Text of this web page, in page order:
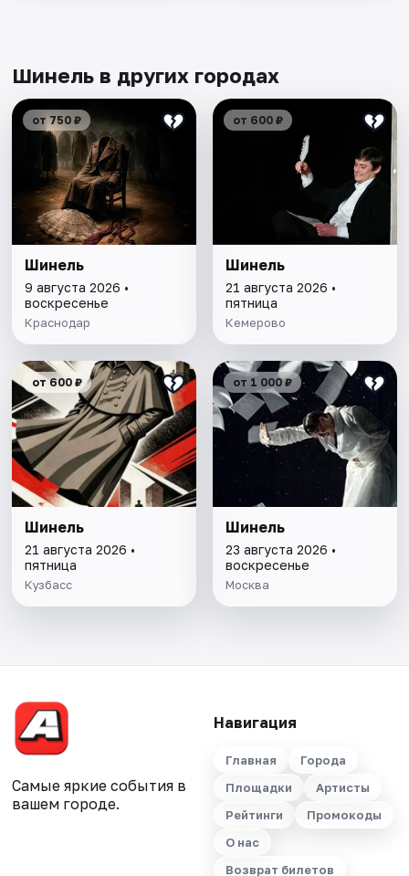
Шинель в других городах
от 750 ₽
Шинель
9 августа 2026 •
воскресенье
Краснодар
от 600 ₽
Шинель
21 августа 2026 •
пятница
Кемерово
от 600 ₽
Шинель
21 августа 2026 •
пятница
Кузбасс
от 1 000 ₽
Шинель
23 августа 2026 •
воскресенье
Москва
Самые яркие события в
вашем городе.
Навигация
Главная
Города
Площадки
Артисты
Рейтинги
Промокоды
О нас
Возврат билетов